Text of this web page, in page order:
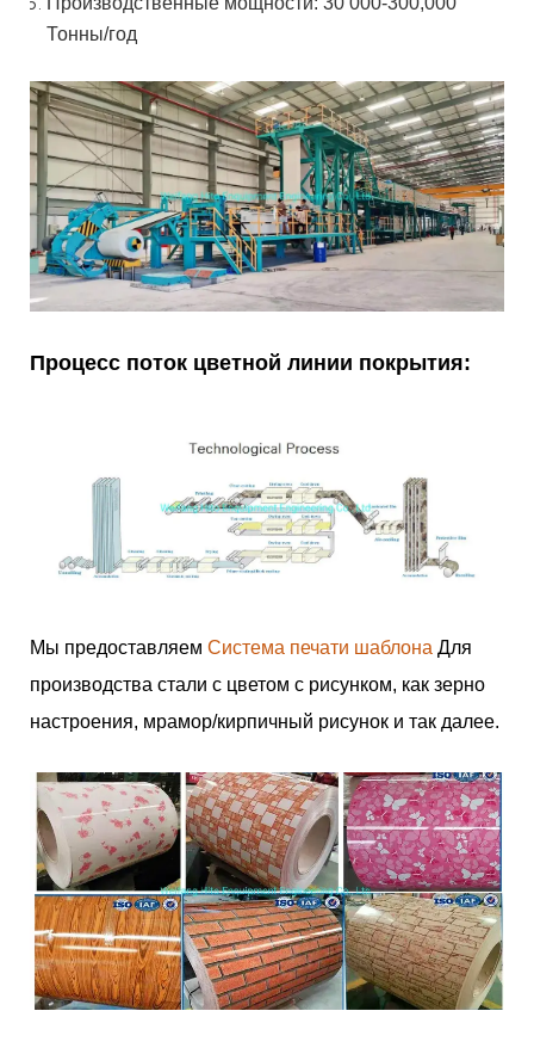
Тонны/год
Процесс поток цветной линии покрытия:
Мы предоставляем Система печати шаблона Для
производства стали с цветом с рисунком, как зерно
настроения, мрамор/кирпичный рисунок и так далее.